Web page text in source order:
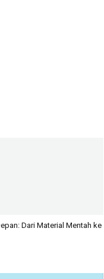
Dari Material Mentah ke